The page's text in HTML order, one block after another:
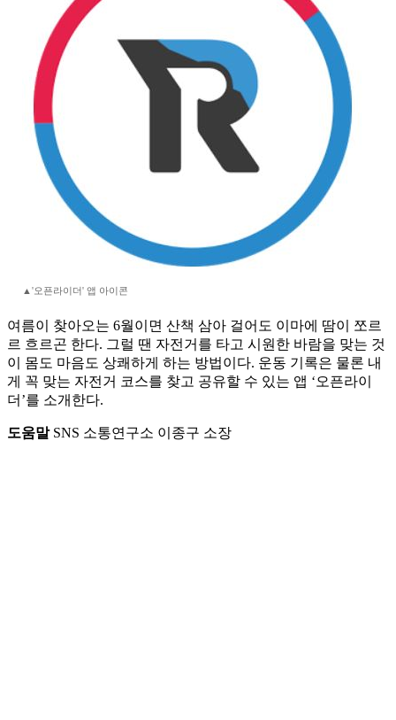
▲'오픈라이더' 앱 아이콘
여름이 찾아오는 6월이면 산책 삼아 걸어도 이마에 땀이 쪼르
르 흐르곤 한다. 그럴 땐 자전거를 타고 시원한 바람을 맞는 것
이 몸도 마음도 상쾌하게 하는 방법이다. 운동 기록은 물론 내
게 꼭 맞는 자전거 코스를 찾고 공유할 수 있는 앱 ‘오픈라이
더’를 소개한다.
도움말SNS 소통연구소 이종구 소장